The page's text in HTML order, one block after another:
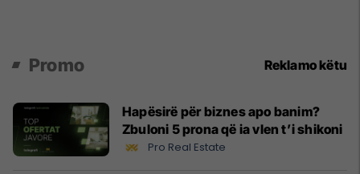
Promo Reklamo këtu
Hapësirë për biznes apo banim?
Zbuloni 5 prona që ia vlen t’i shikoni
Pro Real Estate